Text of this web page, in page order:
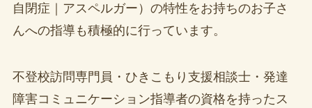
自閉症｜アスペルガー）の特性をお持ちのお子さ
んへの指導も積極的に行っています。
不登校訪問専門員・ひきこもり支援相談士・発達
障害コミュニケーション指導者の資格を持ったス